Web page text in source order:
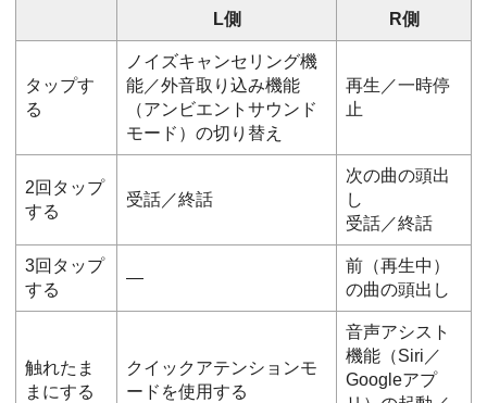
L側 R側
タップす
る
ノイズキャンセリング機
能／外音取り込み機能
（アンビエントサウンド
モード）の切り替え
再生／一時停
止
2回タップ
する
受話／終話
次の曲の頭出
し
受話／終話
3回タップ
する
―
前（再生中）
の曲の頭出し
触れたま
まにする
クイックアテンションモ
ードを使用する
音声アシスト
機能（Siri ／
Googleアプ